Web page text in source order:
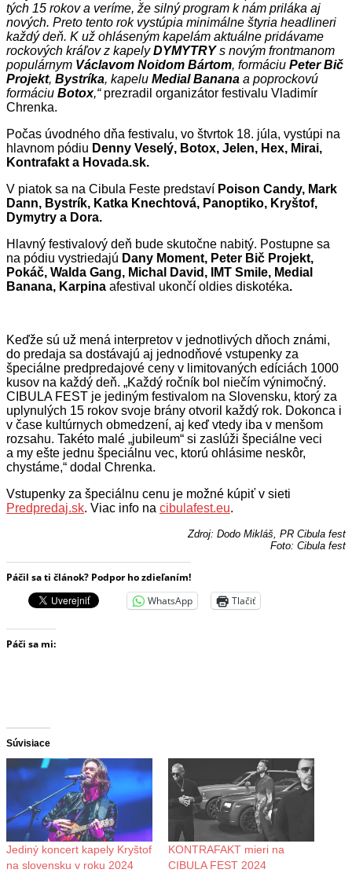
tých 15 rokov a veríme, že silný program k nám priláka aj
nových. Preto tento rok vystúpia minimálne štyria headlineri
každý deň. K už ohláseným kapelám aktuálne pridávame
rockových kráľov z kapelyDYMYTRYs novým frontmanom
populárnym Václavom Noidom Bártom, formáciu Peter Bič
Projekt, Bystríka, kapelu Medial Banana a poprockovú
formáciu Botox,“prezradil organizátor festivalu Vladimír
Chrenka.
Počas úvodného dňa festivalu, vo štvrtok 18. júla, vystúpi na
hlavnom pódiu Denny Veselý, Botox, Jelen, Hex, Mirai,
Kontrafakt a Hovada.sk.
V piatok sa na Cibula Feste predstaví Poison Candy, Mark
Dann, Bystrík, Katka Knechtová, Panoptiko, Kryštof,
Dymytry a Dora.
Hlavný festivalový deň bude skutočne nabitý. Postupne sa
na pódiu vystriedajú Dany Moment, Peter Bič Projekt,
Pokáč, Walda Gang, Michal David, IMT Smile, Medial
Banana, Karpina afestival ukončí oldies diskotéka.
Keďže sú už mená interpretov v jednotlivých dňoch známi,
do predaja sa dostávajú aj jednodňové vstupenky za
špeciálne predpredajové ceny v limitovaných edíciách 1000
kusov na každý deň. „Každý ročník bol niečím výnimočný.
CIBULA FEST je jediným festivalom na Slovensku, ktorý za
uplynulých 15 rokov svoje brány otvoril každý rok. Dokonca i
v čase kultúrnych obmedzení, aj keď vtedy iba v menšom
rozsahu. Takéto malé „jubileum“ si zaslúži špeciálne veci
a my ešte jednu špeciálnu vec, ktorú ohlásime neskôr,
chystáme,“ dodal Chrenka.
Vstupenky za špeciálnu cenu je možné kúpiť v sieti
Predpredaj.sk. Viac info na cibulafest.eu.
Zdroj: Dodo Mikláš, PR Cibula fest
Foto: Cibula fest
Páčil sa ti článok? Podpor ho zdieľaním!
WhatsApp
Tlačiť
Páči sa mi:
Súvisiace
Jediný koncert kapely Kryštof
na slovensku v roku 2024
KONTRAFAKT mieri na
CIBULA FEST 2024